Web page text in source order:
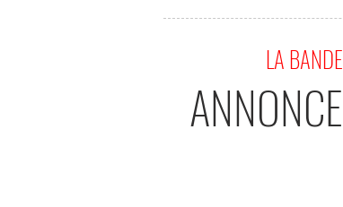
ANNONCE
LA BANDE